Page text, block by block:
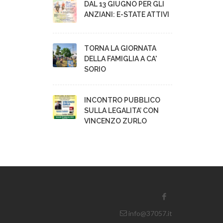
DAL 13 GIUGNO PER GLI
ANZIANI: E-STATE ATTIVI
TORNA LA GIORNATA
DELLA FAMIGLIA A CA'
SORIO
INCONTRO PUBBLICO
SULLA LEGALITA’ CON
VINCENZO ZURLO
info@37057.it